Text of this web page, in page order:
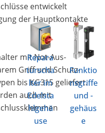
Repara
turscha
lter im
Edelsta
hlgehä
use
Funktio
nsgriffe
und -
gehäus
e
entwickelt
der Hauptkontakte
mit Not-Aus-
Griff und Schutz­
bis KG315 geliefert.
auch mit